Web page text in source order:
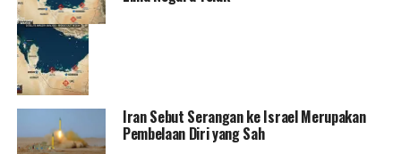
Iran Sebut Serangan ke Israel Merupakan
Pembelaan Diri yang Sah